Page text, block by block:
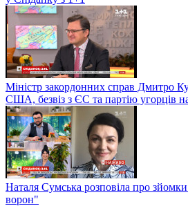
Міністр закордонних справ Дмитро
США, безвіз з ЄС та партію угорців на
Наталя Сумська розповіла про
ворон"